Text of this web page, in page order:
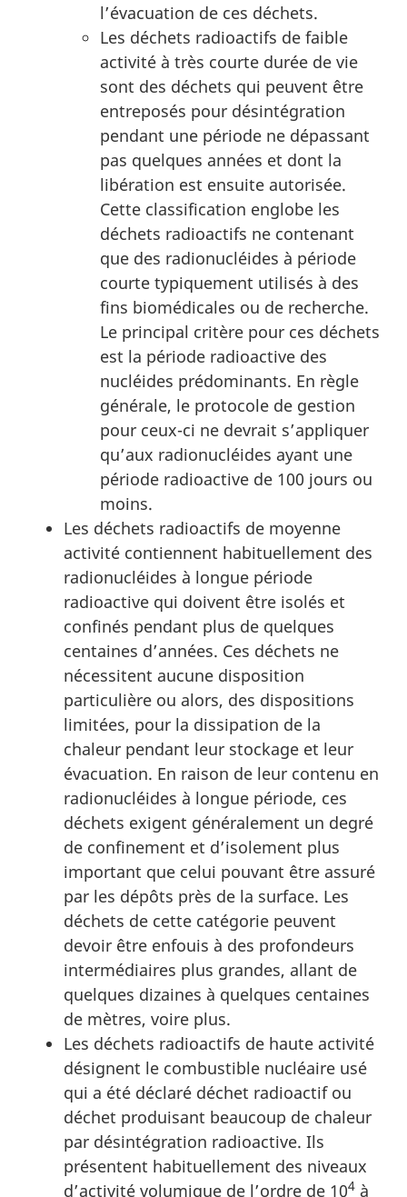
l’évacuation de ces déchets.
Les déchets radioactifs de faible
activité à très courte durée de vie
sont des déchets qui peuvent être
entreposés pour désintégration
pendant une période ne dépassant
pas quelques années et dont la
libération est ensuite autorisée.
Cette classification englobe les
déchets radioactifs ne contenant
que des radionucléides à période
courte typiquement utilisés à des
fins biomédicales ou de recherche.
Le principal critère pour ces déchets
est la période radioactive des
nucléides prédominants. En règle
générale, le protocole de gestion
pour ceux-ci ne devrait s’appliquer
qu’aux radionucléides ayant une
période radioactive de 100 jours ou
moins.
Les déchets radioactifs de moyenne
activité contiennent habituellement des
radionucléides à longue période
radioactive qui doivent être isolés et
confinés pendant plus de quelques
centaines d’années. Ces déchets ne
nécessitent aucune disposition
particulière ou alors, des dispositions
limitées, pour la dissipation de la
chaleur pendant leur stockage et leur
évacuation. En raison de leur contenu en
radionucléides à longue période, ces
déchets exigent généralement un degré
de confinement et d’isolement plus
important que celui pouvant être assuré
par les dépôts près de la surface. Les
déchets de cette catégorie peuvent
devoir être enfouis à des profondeurs
intermédiaires plus grandes, allant de
quelques dizaines à quelques centaines
de mètres, voire plus.
Les déchets radioactifs de haute activité
désignent le combustible nucléaire usé
qui a été déclaré déchet radioactif ou
déchet produisant beaucoup de chaleur
par désintégration radioactive. Ils
présentent habituellement des niveaux
d’activité volumique de l’ordre de 104 à